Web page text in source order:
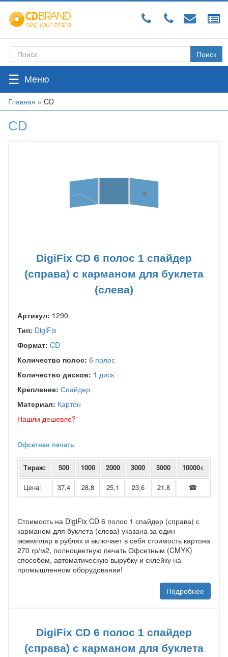
Перейти
основному
Форма
поиска
Поиск
☰
Вы
Главная » CD
CD
DigiFix CD 6 полос 1 спайдер
(справа) с карманом для буклета
(слева)
Артикул: 1290
Тип: DigiFix
Формат: CD
Количество полос: 6 полос
Количество дисков: 1 диск
Крепление: Спайдер
Материал: Картон
Нашли дешевле?
Офсетная печать
Тираж: 500 1000 2000 3000 5000 10000<
Цена: 37,4 28,8 25,1 23,6 21,8 ☎
Стоимость на DigiFix CD 6 полос 1 спайдер (справа) с
карманом для буклета (слева) указана за один
экземпляр в рублях и включает в себя стоимость картона
270 гр/м2, полноцветную печать Офсетным (CMYK)
способом, автоматическую вырубку и склейку на
промышленном оборудовании!
Подробнее
DigiFix CD 6 полос 1 спайдер
(справа) с карманом для буклета